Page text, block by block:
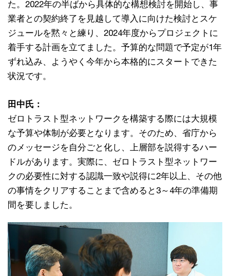
た。2022年の半ばから具体的な構想検討を開始し、事
業者との契約終了を見越して導入に向けた検討とスケ
ジュールを黙々と練り、2024年度からプロジェクトに
着手する計画を立てました。予算的な問題で予定が1年
ずれ込み、ようやく今年から本格的にスタートできた
状況です。
田中氏：
ゼロトラスト型ネットワークを構築する際には大規模
な予算や体制が必要となります。そのため、省庁から
のメッセージを自分ごと化し、上層部を説得するハー
ドルがあります。実際に、ゼロトラスト型ネットワー
クの必要性に対する認識一致や説得に2年以上、その他
の事情をクリアすることまで含めると3～4年の準備期
間を要しました。